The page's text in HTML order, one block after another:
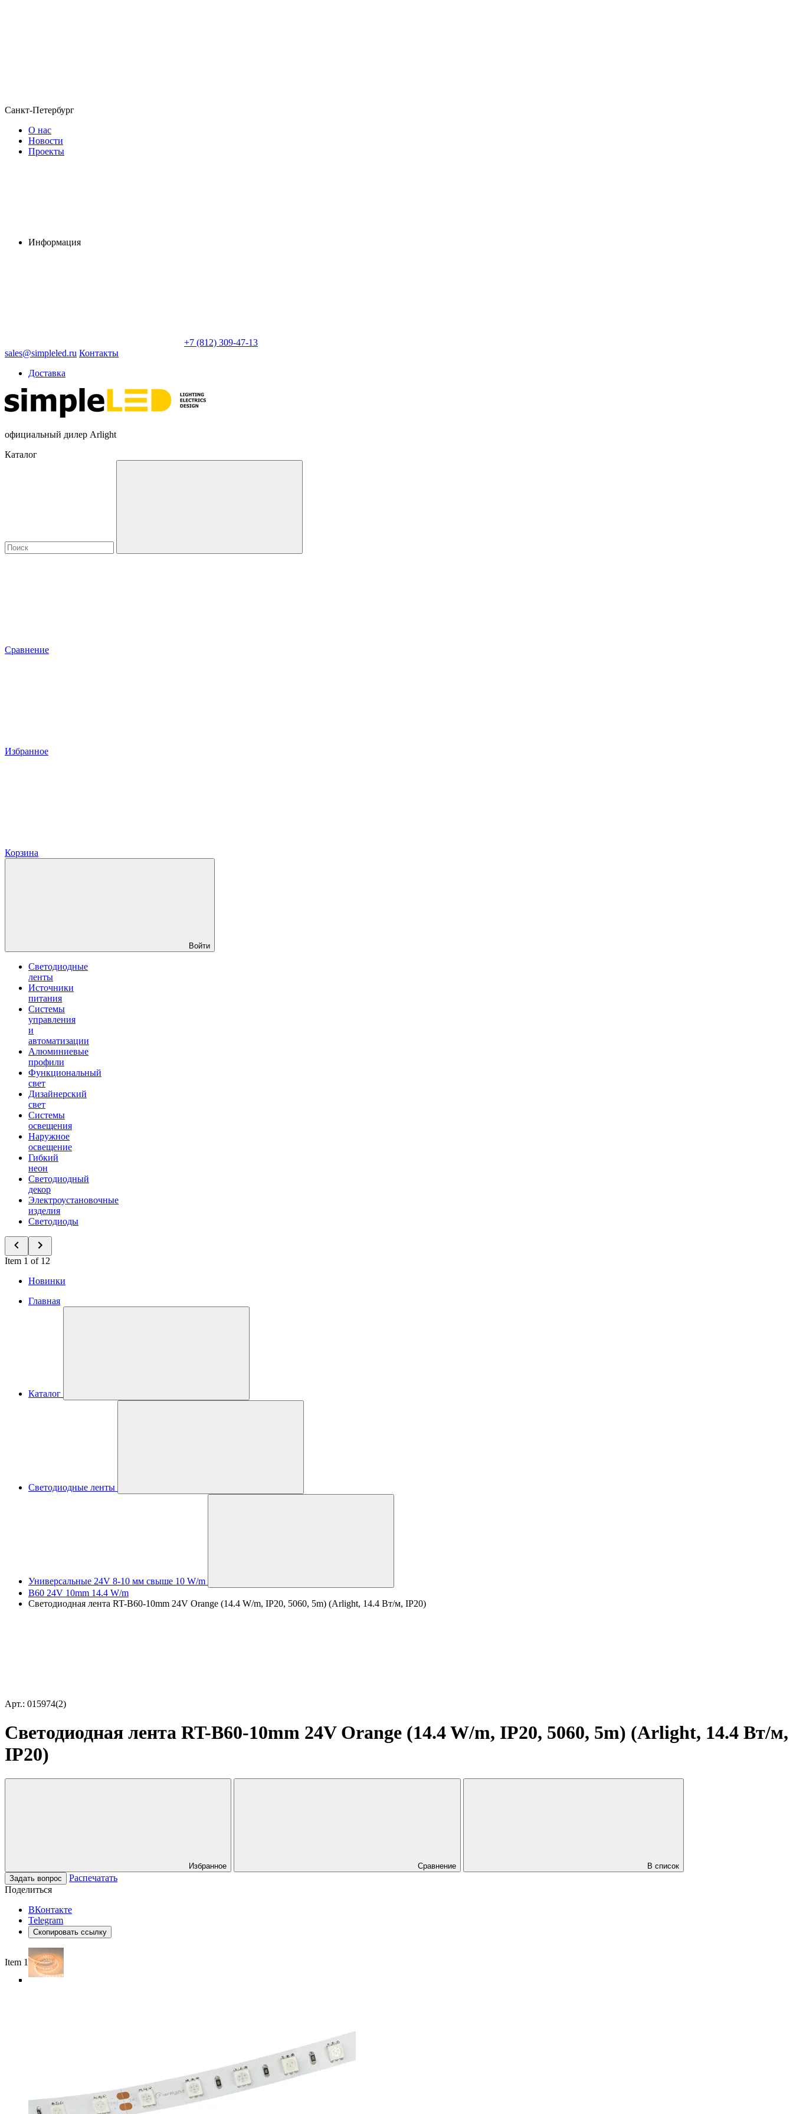
Санкт-Петербург
О нас
Новости
Проекты
Информация
+7 (812) 309-47-13
sales@simpleled.ru Контакты
Доставка
официальный дилер Arlight
Каталог
Сравнение
Избранное
Корзина
Войти
Светодиодные
ленты
Источники
питания
Системы
управления
и
автоматизации
Алюминиевые
профили
Функциональный
свет
Дизайнерский
свет
Системы
освещения
Наружное
освещение
Гибкий
неон
Светодиодный
декор
Электроустановочные
изделия
Светодиоды
Item 1 of 12
Новинки
Главная
Каталог
Светодиодные ленты
Универсальные 24V 8-10 мм свыше 10 W/m
B60 24V 10mm 14.4 W/m
Светодиодная лента RT-B60-10mm 24V Orange (14.4 W/m, IP20, 5060, 5m) (Arlight, 14.4 Вт/м, IP20)
Арт.: 015974(2)
Светодиодная лента RT-B60-10mm 24V Orange (14.4 W/m, IP20, 5060, 5m) (Arlight, 14.4 Вт/м,
IP20)
Избранное Сравнение
В список
Задать вопрос
Распечатать
Поделиться
ВКонтакте
Telegram
Скопировать ссылку
Item 1 of 4